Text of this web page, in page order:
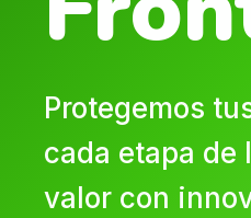
Protegemos
cada etapa de
valor con